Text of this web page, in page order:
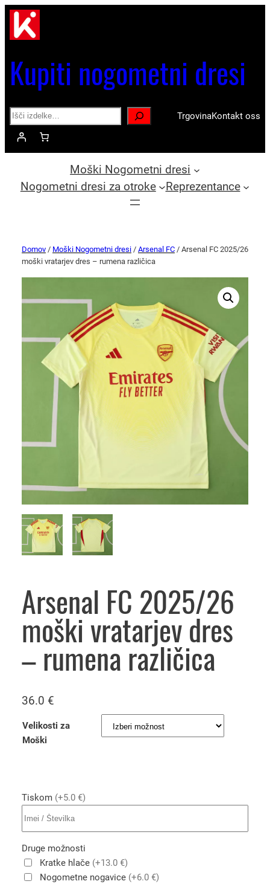
Kupiti nogometni dresi
Search TrgovinaKontakt oss
Moški Nogometni dresi
Nogometni dresi za otroke
Reprezentance
Domov / Moški Nogometni dresi / Arsenal FC / Arsenal FC 2025/26
moški vratarjev dres – rumena različica
Arsenal FC 2025/26
moški vratarjev dres
– rumena različica
36.0 €
Velikosti za
Moški
Tiskom (+5.0 €)
Druge možnosti
Kratke hlače (+13.0 €)
Nogometne nogavice (+6.0 €)